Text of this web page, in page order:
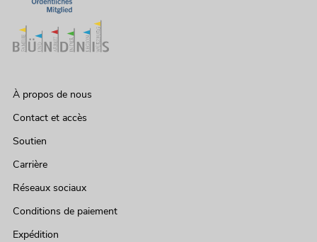
À propos de nous
Contact et accès
Soutien
Carrière
Réseaux sociaux
Conditions de paiement
Expédition